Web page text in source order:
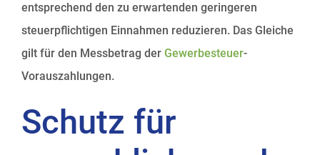
entsprechend den zu erwartenden geringeren
steuerpflichtigen Einnahmen reduzieren. Das Gleiche
gilt für den Messbetrag der Gewerbesteuer-
Vorauszahlungen.
Schutz für